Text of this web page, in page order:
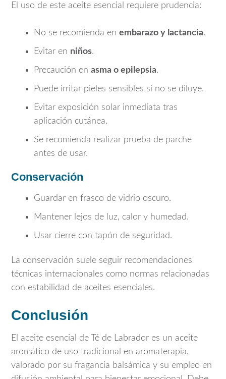
El uso de este aceite esencial requiere prudencia:
No se recomienda en embarazo y lactancia.
Evitar en niños.
Precaución en asma o epilepsia.
Puede irritar pieles sensibles si no se diluye.
Evitar exposición solar inmediata tras
aplicación cutánea.
Se recomienda realizar prueba de parche
antes de usar.
Conservación
Guardar en frasco de vidrio oscuro.
Mantener lejos de luz, calor y humedad.
Usar cierre con tapón de seguridad.
La conservación suele seguir recomendaciones
técnicas internacionales como normas relacionadas
con estabilidad de aceites esenciales.
Conclusión
El aceite esencial de Té de Labrador es un aceite
aromático de uso tradicional en aromaterapia,
valorado por su fragancia balsámica y su empleo en